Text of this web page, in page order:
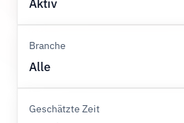
Aktiv
Branche
Alle
Geschätzte Zeit